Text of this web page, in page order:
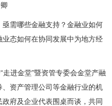
卿
需哪些金融支持？金融业如何
态如何在协同发展中为地方经
进金堂”暨资管专委会金堂产融
资产管理公司等金融行业的机
府及企业代表围桌而谈，共同